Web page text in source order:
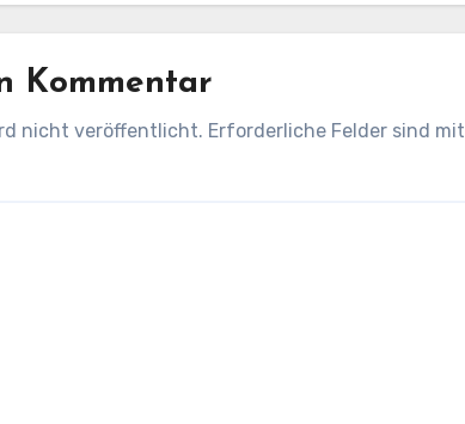
Kommentar
nicht veröffentlicht. Erforderliche Felder sind mit